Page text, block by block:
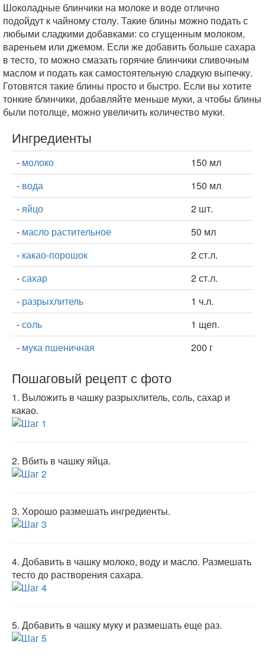
Шоколадные блинчики на молоке и воде отлично
подойдут к чайному столу. Такие блины можно подать с
любыми сладкими добавками: со сгущенным молоком,
вареньем или джемом. Если же добавить больше сахара
в тесто, то можно смазать горячие блинчики сливочным
маслом и подать как самостоятельную сладкую выпечку.
Готовятся такие блины просто и быстро. Если вы хотите
тонкие блинчики, добавляйте меньше муки, а чтобы блины
были потолще, можно увеличить количество муки.
Ингредиенты
- молоко
150 мл
- вода
150 мл
-яйцо
2 шт.
- масло растительное
50 мл
- какао-порошок
2 ст.л.
-сахар
2 ст.л.
- разрыхлитель
1 ч.л.
-соль
1 щеп.
- мука пшеничная 200 г
Пошаговый рецепт с фото
1. Выложить в чашку разрыхлитель, соль, сахар и
какао.
2. Вбить в чашку яйца.
3. Хорошо размешать ингредиенты.
4. Добавить в чашку молоко, воду и масло. Размешать
тесто до растворения сахара.
5. Добавить в чашку муку и размешать еще раз.